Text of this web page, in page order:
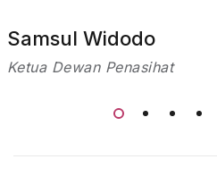
Samsul Widodo
Ketua Dewan Penasihat